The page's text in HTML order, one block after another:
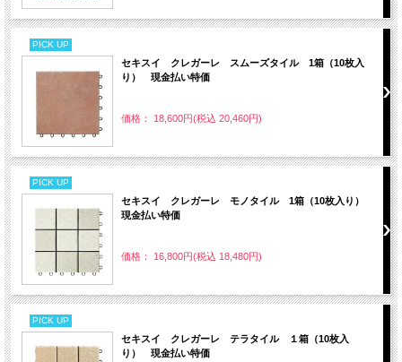
PICK UP
セキスイ クレガーレ スムーズタイル 1箱（10枚入
り） 現金払い特価
価格： 18,600円(税込 20,460円)
PICK UP
セキスイ クレガーレ モノタイル 1箱（10枚入り）
現金払い特価
価格： 16,800円(税込 18,480円)
PICK UP
セキスイ クレガーレ テラタイル １箱（10枚入
り） 現金払い特価